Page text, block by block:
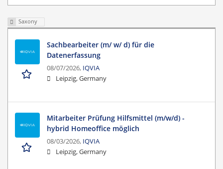
Saxony
Sachbearbeiter (m/ w/ d) für die
Datenerfassung
08/07/2026, IQVIA
Leipzig, Germany
Mitarbeiter Prüfung Hilfsmittel (m/w/d) -
hybrid Homeoffice möglich
08/03/2026, IQVIA
Leipzig, Germany